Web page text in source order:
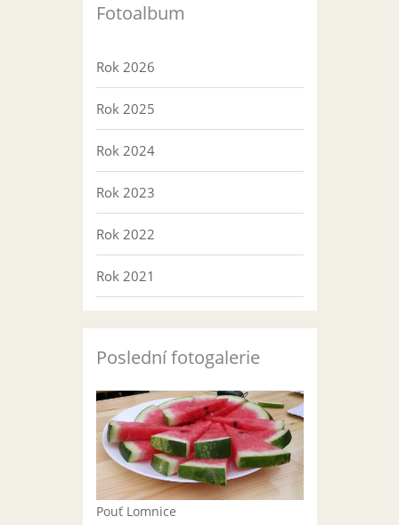
Fotoalbum
Rok 2026
Rok 2025
Rok 2024
Rok 2023
Rok 2022
Rok 2021
Poslední fotogalerie
Pouť Lomnice